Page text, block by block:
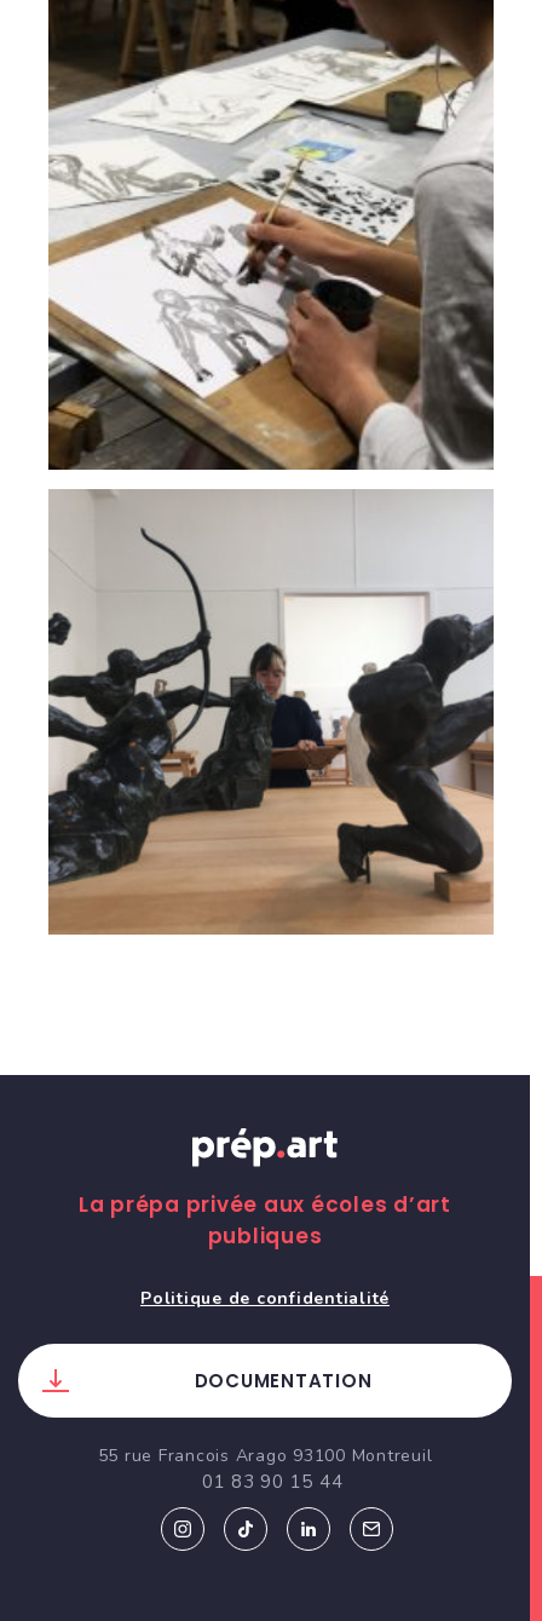
La prépa privée aux écoles d’art
publiques
Politique de confidentialité
DOCUMENTATION
55 rue Francois Arago 93100 Montreuil
01 83 90 15 44